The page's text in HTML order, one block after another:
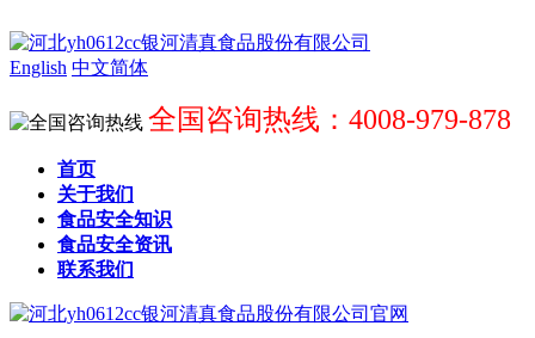
English 中文简体
全国咨询热线：4008-979-878
首页
关于我们
食品安全知识
食品安全资讯
联系我们